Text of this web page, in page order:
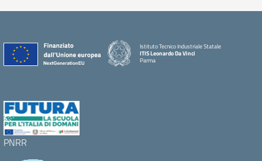
Istituto Tecnico Industriale Statale
ITIS Leonardo Da Vinci
Parma
PNRR